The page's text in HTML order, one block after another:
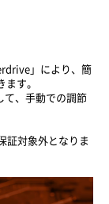
」により、簡
す。
て、手動での調節
証対象外となりま